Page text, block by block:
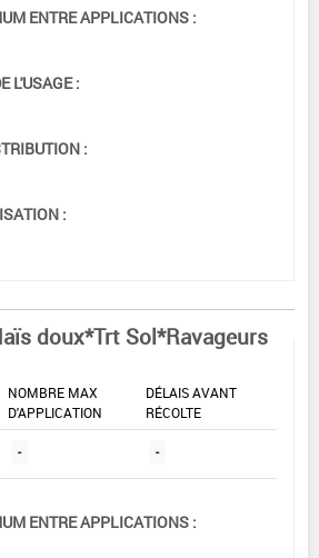
ENTRE APPLICATIONS :
L'USAGE :
:
:
doux*Trt Sol*Ravageurs
NOMBRE MAX
D'APPLICATION
DÉLAIS AVANT
RÉCOLTE
- -
ENTRE APPLICATIONS :